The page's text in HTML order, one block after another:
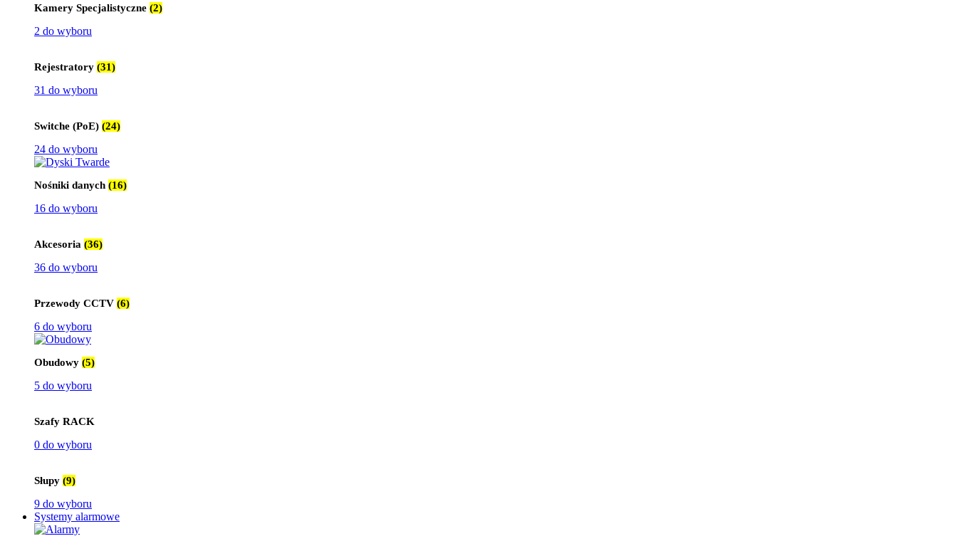
Kamery Specjalistyczne (2)
2 do wyboru
Rejestratory (31)
31 do wyboru
Switche (PoE) (24)
24 do wyboru
Nośniki danych (16)
16 do wyboru
Akcesoria (36)
36 do wyboru
Przewody CCTV (6)
6 do wyboru
Obudowy (5)
5 do wyboru
Szafy RACK
0 do wyboru
Słupy (9)
9 do wyboru
Systemy alarmowe